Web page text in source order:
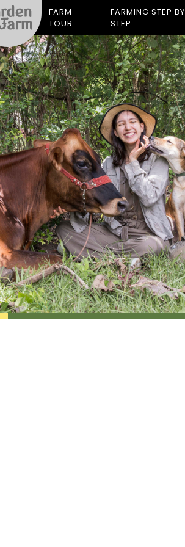
FARM
TOUR
FARMING STEP BY
STEP